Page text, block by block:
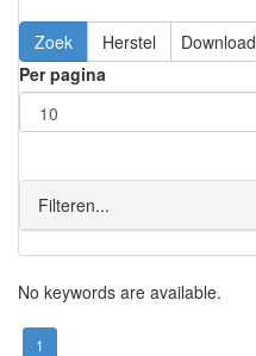
Download
Per pagina
Filteren...
No keywords are available.
1